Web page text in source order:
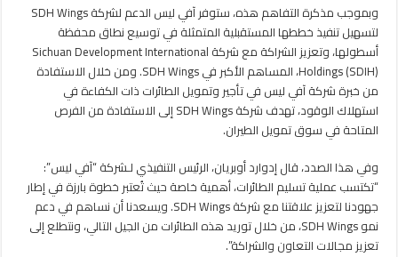
مغلقةوبموجب مذكرة التفاهم هذه، ستوفر آفي ليس الدعم لشركة SDH Wings
لتسهيل تنفيذ خططها المستقبلية المتمثلة في توسيع نطاق محفظة
أسطولها، وتعزيز الشراكة مع شركة Sichuan Development International
Holdings (SDIH)، المساهم الأكبر في SDH Wings. ومن خلال الاستفادة
من خبرة شركة آفي ليس في تأجير وتمويل الطائرات ذات الكفاءة في
استهلاك الوقود، تهدف شركة SDH Wings إلى الاستفادة من الفرص
المتاحة في سوق تمويل الطيران.
وفي هذا الصدد، قال إدوارد أوبريان، الرئيس التنفيذي لـشركة “آفي ليس”:
“تكتسب عملية تسليم الطائرات، أهمية خاصة حيث تُعتبر خطوة بارزة في إطار
جهودنا لتعزيز علاقتنا مع شركة SDH Wings. ويسعدنا أن نساهم في دعم
نمو SDH Wings، من خلال توريد هذه الطائرات من الجيل التالي، ونتطلع إلى
تعزيز مجالات التعاون والشراكة”.